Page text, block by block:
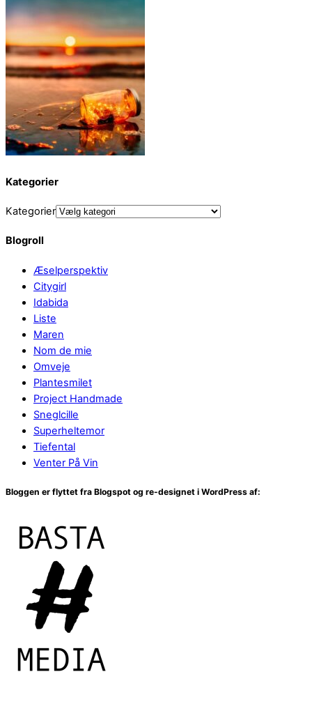
Kategorier
Kategorier
Blogroll
Æselperspektiv
Citygirl
Idabida
Liste
Maren
Nom de mie
Omveje
Plantesmilet
Project Handmade
Sneglcille
Superheltemor
Tiefental
Venter På Vin
Bloggen er flyttet fra Blogspot og re-designet i WordPress af: